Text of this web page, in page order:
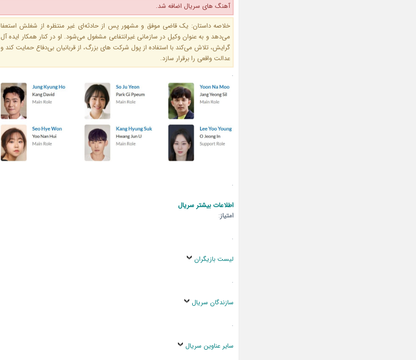
آهنگ های سریال اضافه شد.
خلاصه داستان: یک قاضی موفق و مشهور پس از حادثه‌ای غیر منتظره از شغلش استعفا
می‌دهد و به‌ عنوان وکیل در سازمانی غیرانتفاعی مشغول می‌شود. او در کنار همکار ایده‌ آل‌
گرایش، تلاش می‌کند با استفاده از پول شرکت‌ های بزرگ، از قربانیان بی‌دفاع حمایت کند و
عدالت واقعی را برقرار سازد.
.
.
اطلاعات بیشتر سریال
امتیاز:
.
لیست بازیگران
.
سازندگان سریال
.
سایر عناوین سریال